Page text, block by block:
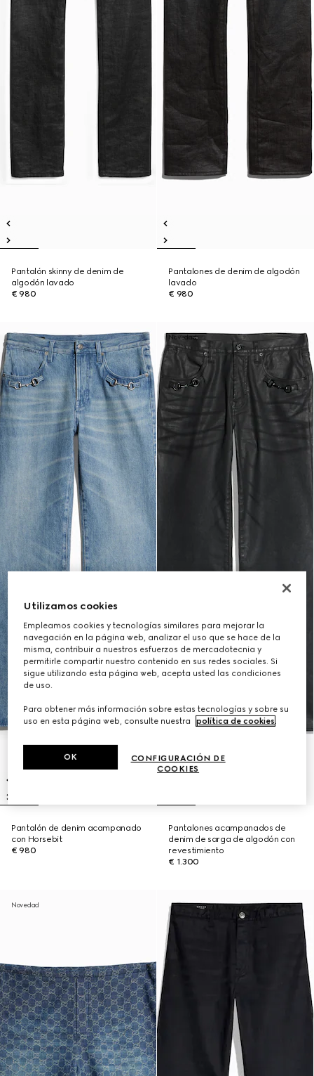
Pantalón skinny de denim de
algodón lavado
€ 980
Pantalones de denim de algodón
lavado
€ 980
Pantalón de denim acampanado
con Horsebit
€ 980
Novedad
Pantalones acampanados de
denim de sarga de algodón con
revestimiento
€ 1.300
Novedad
Utilizamos cookies
Empleamos cookies y tecnologías similares para mejorar la
navegación en la página web, analizar el uso que se hace de la
misma, contribuir a nuestros esfuerzos de mercadotecnia y
permitirle compartir nuestro contenido en sus redes sociales. Si
sigue utilizando esta página web, acepta usted las condiciones
de uso.
Para obtener más información sobre estas tecnologías y sobre su
uso en esta página web, consulte nuestra
política de cookies.
CONFIGURACIÓN DE
COOKIES
OK